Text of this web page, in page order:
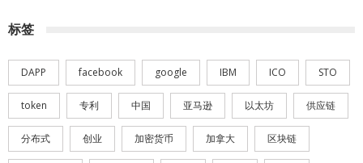
标签
DAPP facebook google IBM ICO STO
token 专利 中国 亚马逊 以太坊 供应链
分布式 创业 加密货币 加拿大 区块链